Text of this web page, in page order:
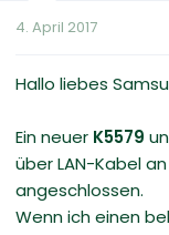
e
t
m
4. April 2017
Hallo liebes
Ein neuer K5579
über LAN-Kabel
angeschlossen.
Wenn ich einen